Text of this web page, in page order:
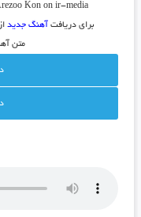
Kon on ir-media
برای دریافت آهنگ جدید
متن